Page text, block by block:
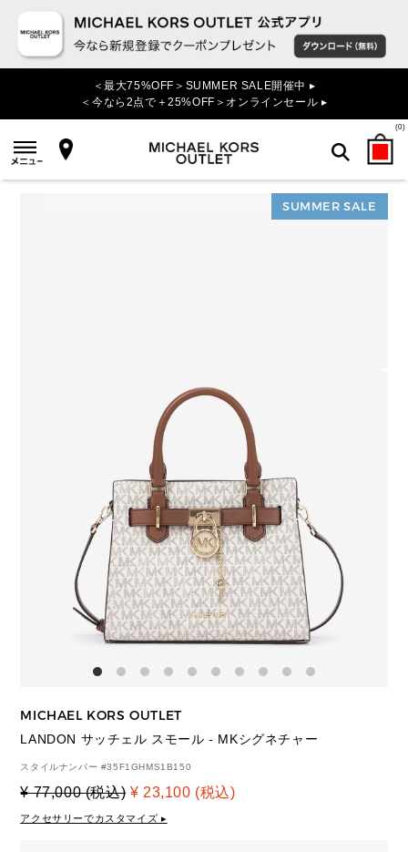
＜最大75%OFF＞SUMMER SALE開催中 ▸
＜今なら2点で＋25%OFF＞オンラインセール ▸
(0)
検索
SUMMER SALE
MICHAEL KORS OUTLET
LANDON サッチェル スモール - MKシグネチャー
スタイルナンバー #35F1GHMS1B150
¥ 77,000 (税込) ¥ 23,100 (税込)
アクセサリーでカスタマイズ ▸